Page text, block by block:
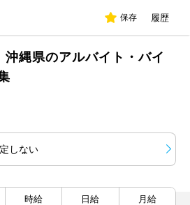
保存 履歴
縄県のアルバイト・バイ
しない
時給 日給 月給